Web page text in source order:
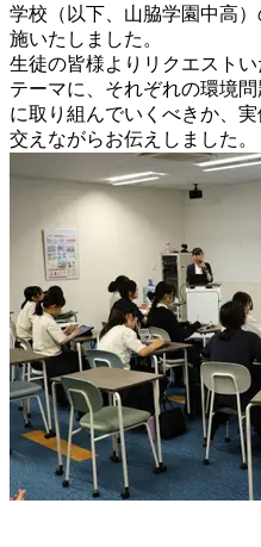
学校（以下、山脇学園中高
施いたしました。
生徒の皆様よりリクエスト
テーマに、それぞれの環境
に取り組んでいくべきか、
交えながらお伝えしました。